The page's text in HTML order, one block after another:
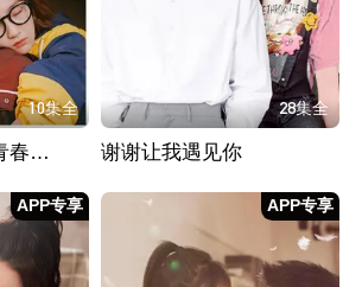
10集全
惹上冷殿下 VIP青春典藏版
28集全
谢谢让我遇见你
APP专享 APP专享